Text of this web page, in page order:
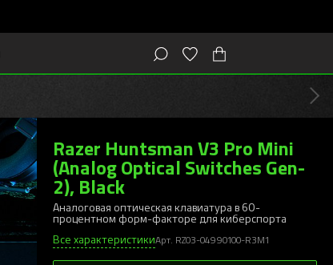
Razer Huntsman V3 Pro Mini
(Analog Optical Switches Gen-
2), Black
Аналоговая оптическая клавиатура в 60-
процентном форм-факторе для киберспорта
Все характеристикиАрт. RZ03-04990100-R3M1